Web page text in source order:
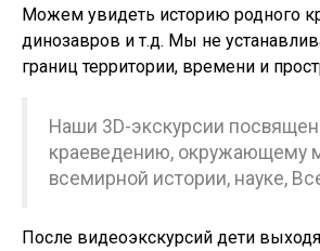
Можем увидеть историю родного
динозавров и т.д. Мы не
границ территории, времени и
Наши 3D-экскурсии
краеведению, окружающему
всемирной истории, науке,
После видеоэкскурсий дети